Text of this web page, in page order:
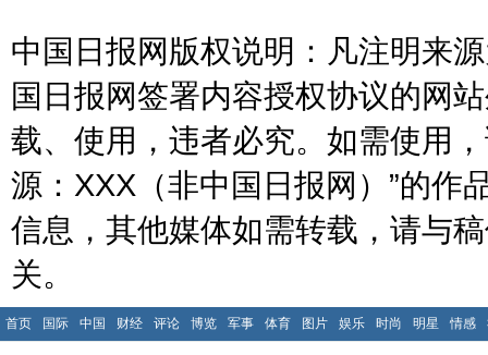
中国日报网版权说明：凡注明来
国日报网签署内容授权协议的网
载、使用，违者必究。如需使用
源：XXX（非中国日报网）”的作
信息，其他媒体如需转载，请与
关。
首页 国际 中国 财经 评论 博览 军事 体育 图片 娱乐 时尚 明星 情感